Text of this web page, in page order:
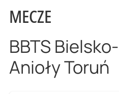
MECZE
BBTS
Anioły Toruń